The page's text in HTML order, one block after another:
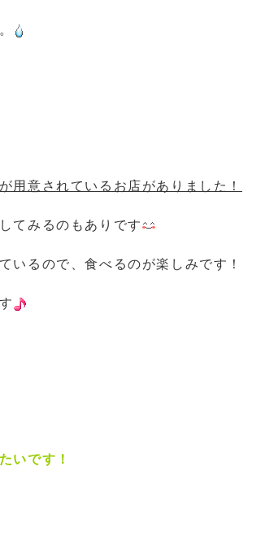
用意されているお店がありました！
てみるのもありです
いるので、食べるのが楽しみです！
いです！